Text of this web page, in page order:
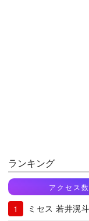
ランキング
アクセス数
ミセス 若井滉